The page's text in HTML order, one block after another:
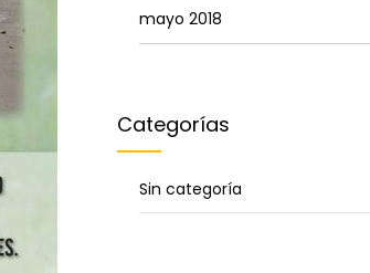
mayo 2018
Categorías
Sin categoría